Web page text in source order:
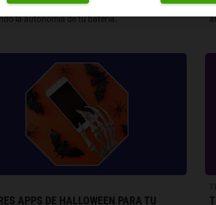
móvil cuando lo enciendes y que está
la autonomía de tu batería.
APPS DE HALLOWEEN PARA TU